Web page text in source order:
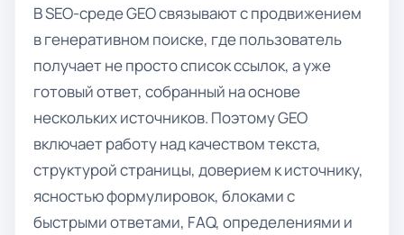
В SEO-среде GEO связывают с продвижением
в генеративном поиске, где пользователь
получает не просто список ссылок, а уже
готовый ответ, собранный на основе
нескольких источников. Поэтому GEO
включает работу над качеством текста,
структурой страницы, доверием к источнику,
ясностью формулировок, блоками с
быстрыми ответами, FAQ, определениями и